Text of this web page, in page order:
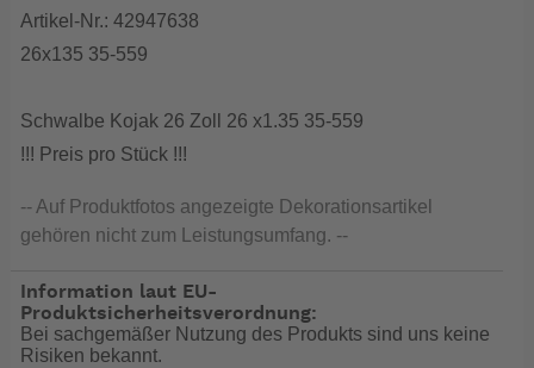
Artikel-Nr.: 42947638
26x135 35-559
Schwalbe Kojak 26 Zoll 26 x1.35 35-559
!!! Preis pro Stück !!!
-- Auf Produktfotos angezeigte Dekorationsartikel
gehören nicht zum Leistungsumfang. --
Information laut EU-
Produktsicherheitsverordnung:
Bei sachgemäßer Nutzung des Produkts sind uns keine
Risiken bekannt.